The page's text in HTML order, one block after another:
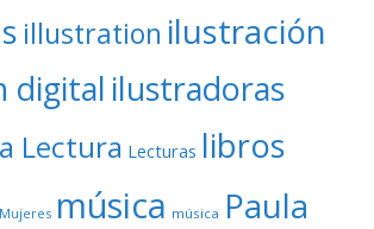
illustration ilustración
digital ilustradoras
Lectura Lecturas libros
Mujeres música música Paula